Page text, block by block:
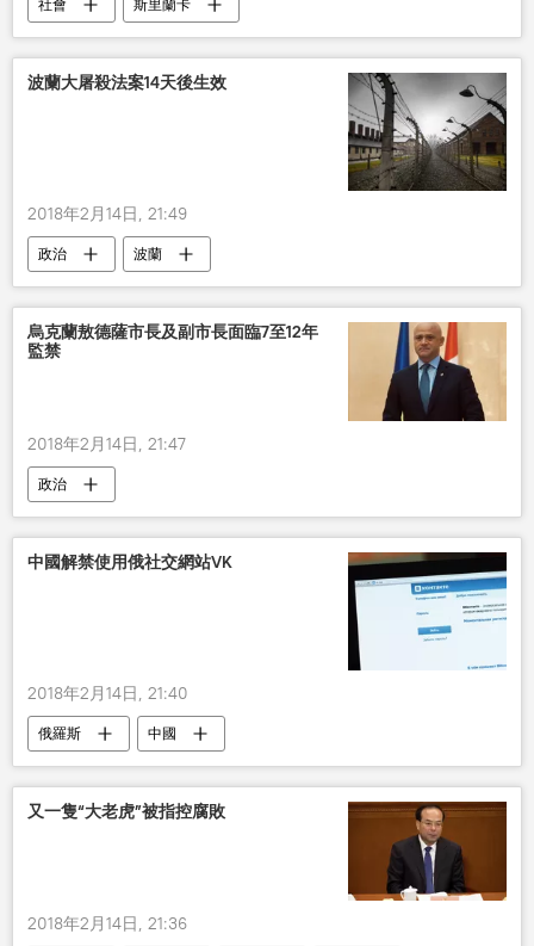
社會 斯里蘭卡
波蘭大屠殺法案14天後生效
2018年2月14日, 21:49
政治 波蘭
烏克蘭敖德薩市長及副市長面臨7至12年
監禁
2018年2月14日, 21:47
政治
中國解禁使用俄社交網站VK
2018年2月14日, 21:40
俄羅斯 中國
又一隻“大老虎”被指控腐敗
2018年2月14日, 21:36